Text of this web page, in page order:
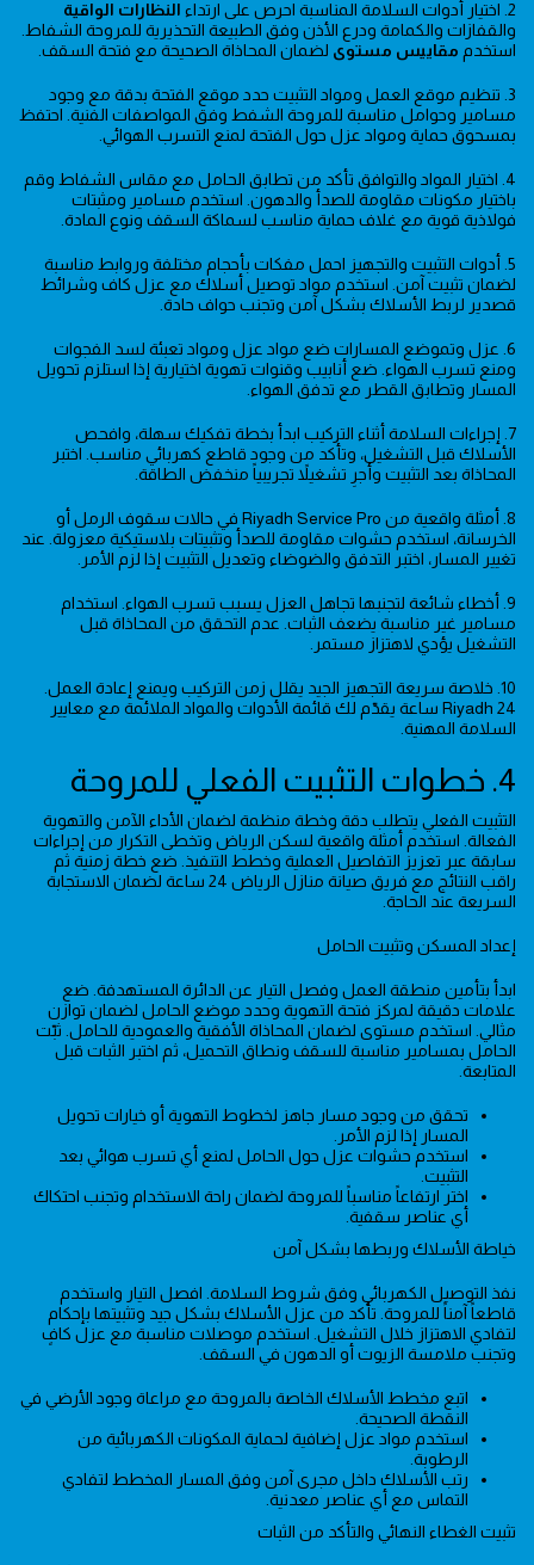
2. اختيار أدوات السلامة المناسبة احرص على ارتداء
النظارات الواقية
والقفازات والكمامة ودرع الأذن وفق الطبيعة التحذيرية للمروحة الشفاط.
استخدم مقاييس مستوى لضمان المحاذاة الصحيحة مع فتحة السقف.
3. تنظيم موقع العمل ومواد التثبيت حدد موقع الفتحة بدقة مع وجود
مسامير وحوامل مناسبة للمروحة الشفط وفق المواصفات الفنية. احتفظ
بمسحوق حماية ومواد عزل حول الفتحة لمنع التسرب الهوائي.
4. اختيار المواد والتوافق تأكد من تطابق الحامل مع مقاس الشفاط وقم
باختيار مكونات مقاومة للصدأ والدهون. استخدم مسامير ومثبتات
فولاذية قوية مع غلاف حماية مناسب لسماكة السقف ونوع المادة.
5. أدوات التثبيت والتجهيز احمل مفكات بأحجام مختلفة وروابط مناسبة
لضمان تثبيت آمن. استخدم مواد توصيل أسلاك مع عزل كاف وشرائط
قصدير لربط الأسلاك بشكل آمن وتجنب حواف حادة.
6. عزل وتموضع المسارات ضع مواد عزل ومواد تعبئة لسد الفجوات
ومنع تسرب الهواء. ضع أنابيب وقنوات تهوية اختيارية إذا استلزم تحويل
المسار وتطابق القطر مع تدفق الهواء.
7. إجراءات السلامة أثناء التركيب ابدأ بخطة تفكيك سهلة، وافحص
الأسلاك قبل التشغيل، وتأكد من وجود قاطع كهربائي مناسب. اختبر
المحاذاة بعد التثبيت وأجرِ تشغيلاً تجريبياً منخفض الطاقة.
8. أمثلة واقعية من Riyadh Service Pro في حالات سقوف الرمل أو
الخرسانة، استخدم حشوات مقاومة للصدأ وتثبيتات بلاستيكية معزولة. عند
تغيير المسار، اختبر التدفق والضوضاء وتعديل التثبيت إذا لزم الأمر.
9. أخطاء شائعة لتجنبها تجاهل العزل يسبب تسرب الهواء. استخدام
مسامير غير مناسبة يضعف الثبات. عدم التحقق من المحاذاة قبل
التشغيل يؤدي لاهتزاز مستمر.
10. خلاصة سريعة التجهيز الجيد يقلل زمن التركيب ويمنع إعادة العمل.
Riyadh 24 ساعة يقدّم لك قائمة الأدوات والمواد الملائمة مع معايير
السلامة المهنية.
4. خطوات التثبيت الفعلي للمروحة
التثبيت الفعلي يتطلب دقة وخطة منظمة لضمان الأداء الآمن والتهوية
الفعالة. استخدم أمثلة واقعية لسكن الرياض وتخطى التكرار من إجراءات
سابقة عبر تعزيز التفاصيل العملية وخطط التنفيذ. ضع خطة زمنية ثم
راقب النتائج مع فريق صيانة منازل الرياض 24 ساعة لضمان الاستجابة
السريعة عند الحاجة.
إعداد المسكن وتثبيت الحامل
ابدأ بتأمين منطقة العمل وفصل التيار عن الدائرة المستهدفة. ضع
علامات دقيقة لمركز فتحة التهوية وحدد موضع الحامل لضمان توازن
مثالي. استخدم مستوى لضمان المحاذاة الأفقية والعمودية للحامل. ثبّت
الحامل بمسامير مناسبة للسقف ونطاق التحميل، ثم اختبر الثبات قبل
المتابعة.
تحقق من وجود مسار جاهز لخطوط التهوية أو خيارات تحويل
المسار إذا لزم الأمر.
استخدم حشوات عزل حول الحامل لمنع أي تسرب هوائي بعد
التثبيت.
اختر ارتفاعاً مناسباً للمروحة لضمان راحة الاستخدام وتجنب احتكاك
أي عناصر سقفية.
خياطة الأسلاك وربطها بشكل آمن
نفذ التوصيل الكهربائي وفق شروط السلامة. افصل التيار واستخدم
قاطعاً آمناً للمروحة. تأكد من عزل الأسلاك بشكل جيد وتثبيتها بإحكام
لتفادي الاهتزاز خلال التشغيل. استخدم موصلات مناسبة مع عزل كافٍ
وتجنب ملامسة الزيوت أو الدهون في السقف.
اتبع مخطط الأسلاك الخاصة بالمروحة مع مراعاة وجود الأرضي في
النقطة الصحيحة.
استخدم مواد عزل إضافية لحماية المكونات الكهربائية من
الرطوبة.
رتب الأسلاك داخل مجرى آمن وفق المسار المخطط لتفادي
التماس مع أي عناصر معدنية.
تثبيت الغطاء النهائي والتأكد من الثبات